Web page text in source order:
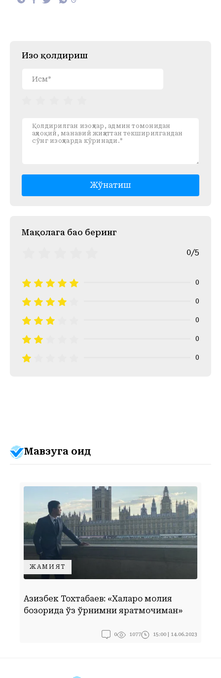
Изоҳ қолдириш
Жўнатиш
Mақолага баҳо беринг
0/5
0
0
0
0
0
Мавзуга оид
ЖАМИЯТ
Азизбек Тохтабаев: «Халқаро молия
бозорида ўз ўрнимни яратмоқчиман»
0 1077 15:00 | 14.06.2023